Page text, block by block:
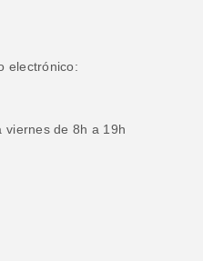
electrónico:
viernes de 8h a 19h